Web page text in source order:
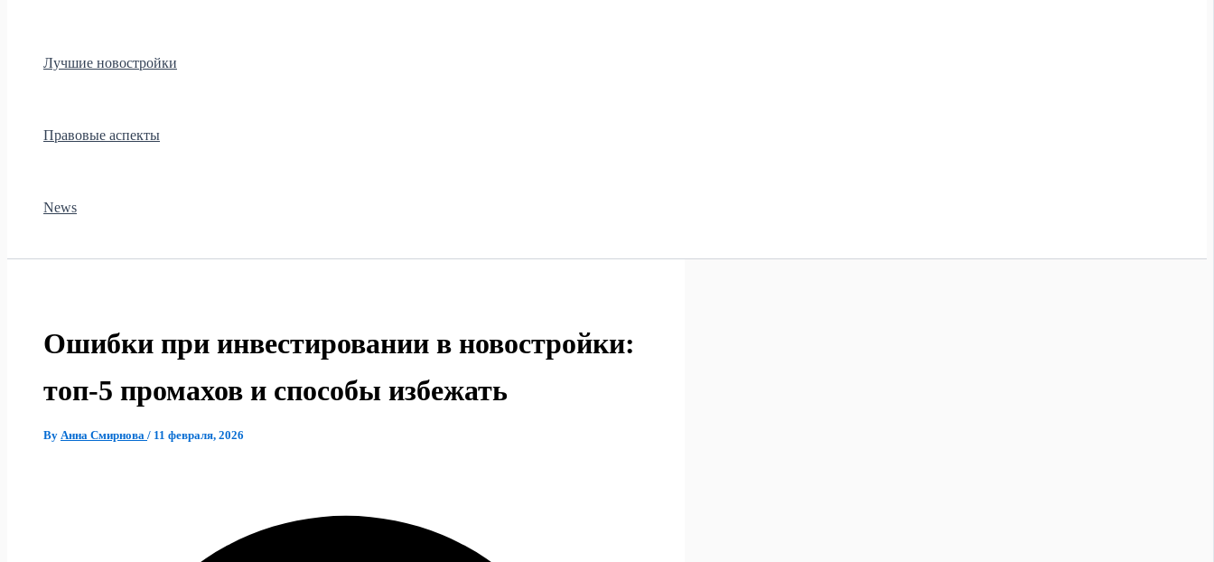
Лучшие новостройки
Правовые аспекты
News
Ошибки при инвестировании в новостройки:
топ‑5 промахов и способы избежать
By Анна Смирнова / 11 февраля, 2026